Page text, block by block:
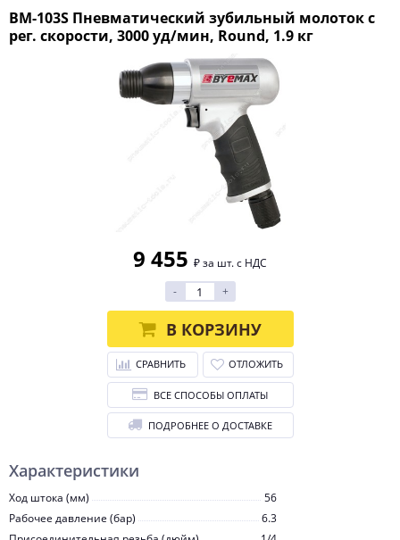
BM-103S Пневматический зубильный молоток с
рег. скорости, 3000 уд/мин, Round, 1.9 кг
Характеристики
Ход штока (мм)
56
Рабочее давление (бар)
6.3
9 455 ₽ за шт. с НДС
-
+
В КОРЗИНУ
СРАВНИТЬ ОТЛОЖИТЬ
ВСЕ СПОСОБЫ ОПЛАТЫ
ПОДРОБНЕЕ О ДОСТАВКЕ